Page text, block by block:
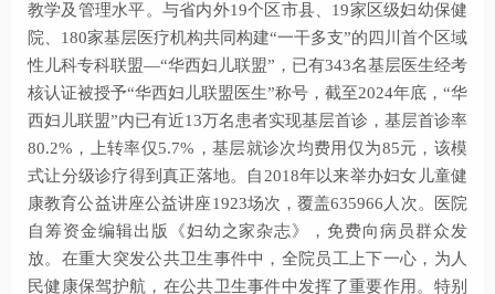
教学及管理水平。与省内外19个区市县、19家区级妇幼保健
院、180家基层医疗机构共同构建“一干多支”的四川首个区域
性儿科专科联盟—“华西妇儿联盟”，已有343名基层医生经考
核认证被授予“华西妇儿联盟医生”称号，截至2024年底，“华
西妇儿联盟”内已有近13万名患者实现基层首诊，基层首诊率
80.2%，上转率仅5.7%，基层就诊次均费用仅为85元，该模
式让分级诊疗得到真正落地。自2018年以来举办妇女儿童健
康教育公益讲座公益讲座1923场次，覆盖635966人次。医院
自筹资金编辑出版《妇幼之家杂志》，免费向病员群众发
放。在重大突发公共卫生事件中，全院员工上下一心，为人
民健康保驾护航，在公共卫生事件中发挥了重要作用。特别